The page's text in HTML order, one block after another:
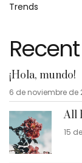
Trends
¡Hola, mundo!
6 de noviembre de
All
15